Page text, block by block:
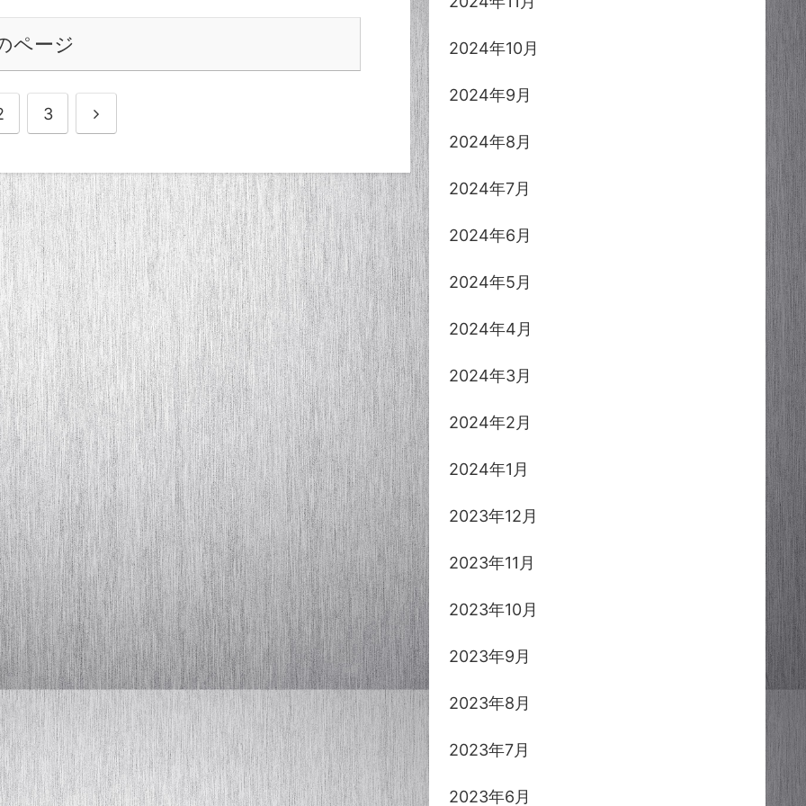
ページ
3
2024年10月
2024年9月
2024年8月
2024年7月
2024年6月
2024年5月
2024年4月
2024年3月
2024年2月
2024年1月
2023年12月
2023年11月
2023年10月
2023年9月
2023年8月
2023年7月
2023年6月